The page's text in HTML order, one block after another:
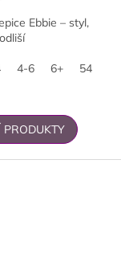
Ebbie – styl,
4-6 6+ 54
PRODUKTY